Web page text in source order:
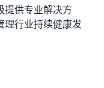
提供专业解决方
理行业持续健康发